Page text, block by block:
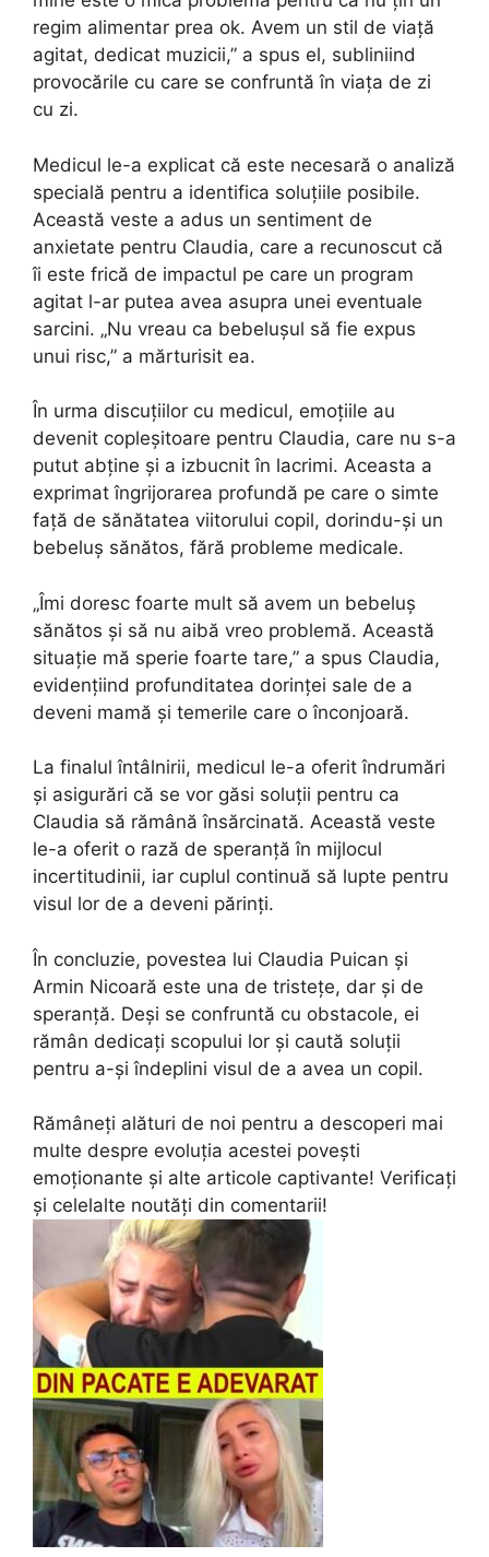
regim alimentar prea ok. Avem un stil de viață
agitat, dedicat muzicii,” a spus el, subliniind
provocările cu care se confruntă în viața de zi
cu zi.
Medicul le-a explicat că este necesară o analiză
specială pentru a identifica soluțiile posibile.
Această veste a adus un sentiment de
anxietate pentru Claudia, care a recunoscut că
îi este frică de impactul pe care un program
agitat l-ar putea avea asupra unei eventuale
sarcini. „Nu vreau ca bebelușul să fie expus
unui risc,” a mărturisit ea.
În urma discuțiilor cu medicul, emoțiile au
devenit copleșitoare pentru Claudia, care nu s-a
putut abține și a izbucnit în lacrimi. Aceasta a
exprimat îngrijorarea profundă pe care o simte
față de sănătatea viitorului copil, dorindu-și un
bebeluș sănătos, fără probleme medicale.
„Îmi doresc foarte mult să avem un bebeluș
sănătos și să nu aibă vreo problemă. Această
situație mă sperie foarte tare,” a spus Claudia,
evidențiind profunditatea dorinței sale de a
deveni mamă și temerile care o înconjoară.
La finalul întâlnirii, medicul le-a oferit îndrumări
și asigurări că se vor găsi soluții pentru ca
Claudia să rămână însărcinată. Această veste
le-a oferit o rază de speranță în mijlocul
incertitudinii, iar cuplul continuă să lupte pentru
visul lor de a deveni părinți.
În concluzie, povestea lui Claudia Puican și
Armin Nicoară este una de tristețe, dar și de
speranță. Deși se confruntă cu obstacole, ei
rămân dedicați scopului lor și caută soluții
pentru a-și îndeplini visul de a avea un copil.
Rămâneți alături de noi pentru a descoperi mai
multe despre evoluția acestei povești
emoționante și alte articole captivante! Verificați
și celelalte noutăți din comentarii!